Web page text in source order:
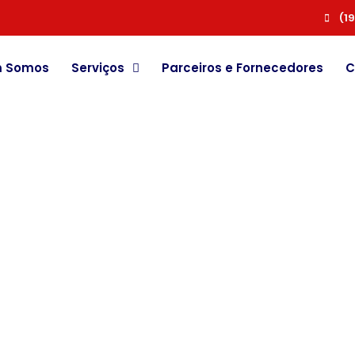
Somos Serviços Parceiros e Fornecedores